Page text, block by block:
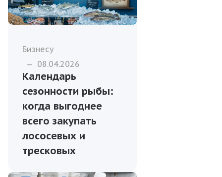
Бизнесу
— 08.04.2026
Календарь
сезонности рыбы:
когда выгоднее
всего закупать
лососевых и
тресковых